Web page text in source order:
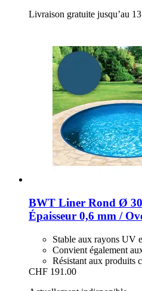
Livraison gratuite jusqu’au
BWT Liner Rond Ø
Épaisseur 0,6 mm /
Stable aux rayons UV
Convient également
Résistant aux produits
CHF 191.00